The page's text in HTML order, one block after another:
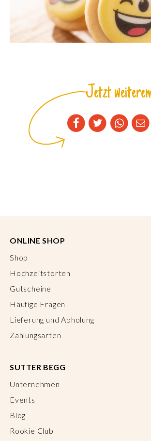
Jetzt
ONLINE SHOP
Shop
Hochzeitstorten
Gutscheine
Häufige Fragen
Lieferung und Abholung
Zahlungsarten
SUTTER BEGG
Unternehmen
Events
Blog
Rookie Club